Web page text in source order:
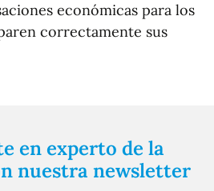
económicas para los
correctamente sus
en experto de la
nuestra newsletter